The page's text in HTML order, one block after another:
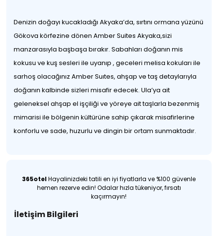
Denizin doğayı kucakladığı Akyaka’da, sırtını ormana yüzünü
Gökova körfezine dönen Amber Suites Akyaka,sizi
manzarasıyla başbaşa bırakır. Sabahları doğanın mis
kokusu ve kuş sesleri ile uyanıp , geceleri melisa kokuları ile
sarhoş olacağınız Amber Suıtes, ahşap ve taş detaylarıyla
doğanın kalbinde sizleri misafir edecek. Ula’ya ait
geleneksel ahşap el işçiliği ve yöreye ait taşlarla bezenmiş
mimarisi ile bölgenin kültürüne sahip çıkarak misafirlerine
konforlu ve sade, huzurlu ve dingin bir ortam sunmaktadır.
365otelHayalinizdeki tatili en iyi fiyatlarla ve %100 güvenle
hemen rezerve edin! Odalar hızla tükeniyor, fırsatı
kaçırmayın!
İletişim Bilgileri